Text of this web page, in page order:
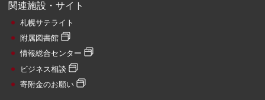
関連施設・サイト
札幌サテライト
附属図書館
情報総合センター
ビジネス相談
寄附金のお願い